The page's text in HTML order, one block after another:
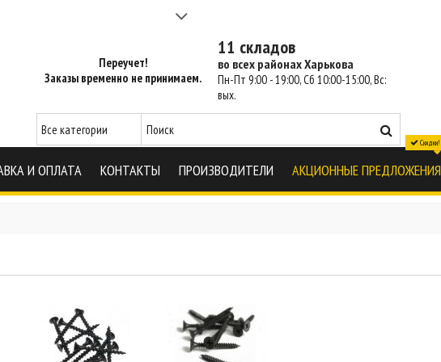
3 часа - SM Харьков
Переучет!
Заказы временно не принимаем.
11 складов
во всех районах Харькова
Пн-Пт 9:00 - 19:00, Сб 10:00-15:00, Вс:
вых.
И ОПЛАТА КОНТАКТЫ ПРОИЗВОДИТЕЛИ АКЦИОННЫЕ ПРЕДЛОЖЕНИЯ
Скидки!